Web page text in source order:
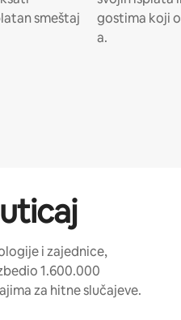
smeštaj
gostima koji
a.
i zajednice,
1.600.000
za hitne slučajeve.